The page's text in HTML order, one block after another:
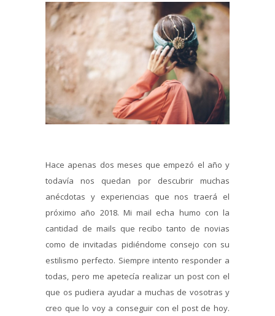
Hace apenas dos meses que empezó el año y
todavía nos quedan por descubrir muchas
anécdotas y experiencias que nos traerá el
próximo año 2018. Mi mail echa humo con la
cantidad de mails que recibo tanto de novias
como de invitadas pidiéndome consejo con su
estilismo perfecto. Siempre intento responder a
todas, pero me apetecía realizar un post con el
que os pudiera ayudar a muchas de vosotras y
creo que lo voy a conseguir con el post de hoy.